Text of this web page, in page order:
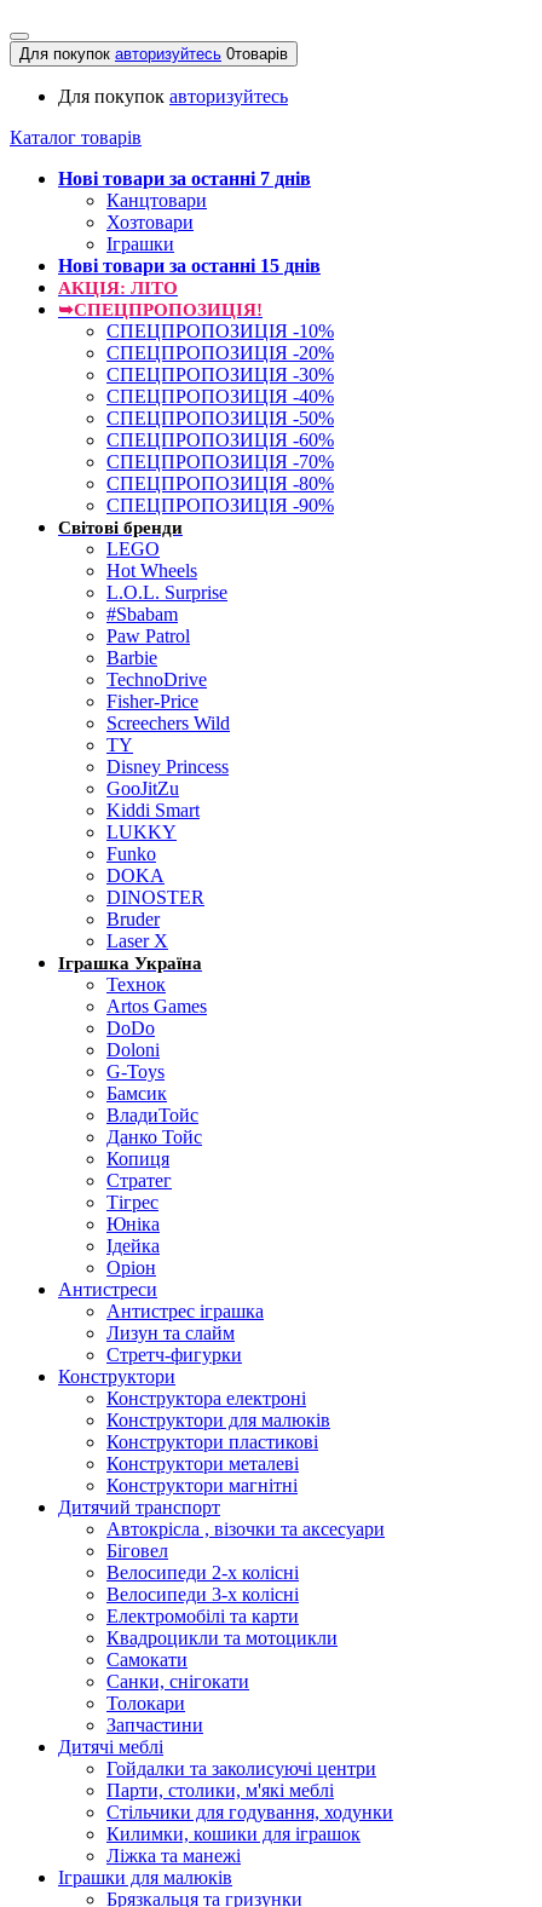
Для покупок авторизуйтесь 0товарів
Для покупок авторизуйтесь
Каталог товарів
Нові товари за останнi 7 днiв
Канцтовари
Хозтовари
Іграшки
Нові товари за останнi 15 днiв
АКЦІЯ: ЛІТО
➥СПЕЦПРОПОЗИЦІЯ!
СПЕЦПРОПОЗИЦІЯ -10%
СПЕЦПРОПОЗИЦІЯ -20%
СПЕЦПРОПОЗИЦІЯ -30%
СПЕЦПРОПОЗИЦІЯ -40%
СПЕЦПРОПОЗИЦІЯ -50%
СПЕЦПРОПОЗИЦІЯ -60%
СПЕЦПРОПОЗИЦІЯ -70%
СПЕЦПРОПОЗИЦІЯ -80%
СПЕЦПРОПОЗИЦІЯ -90%
Світові бренди
LEGO
Hot Wheels
L.O.L. Surprise
#Sbabam
Paw Patrol
Barbie
TechnoDrive
Fisher-Price
Screechers Wild
TY
Disney Princess
GooJitZu
Kiddi Smart
LUKKY
Funko
DOKA
DINOSTER
Bruder
Laser X
Іграшка Україна
Технок
Artos Games
DoDo
Doloni
G-Toys
Бамсик
ВладиТойс
Данко Тойс
Копиця
Стратег
Тігрес
Юніка
Ідейка
Оріон
Антистреси
Антистрес іграшка
Лизун та слайм
Стретч-фигурки
Конструктори
Конструктора електроні
Конструктори для малюків
Конструктори пластикові
Конструктори металеві
Конструктори магнітні
Дитячий транспорт
Автокрісла , візочки та аксесуари
Біговел
Велосипеди 2-х колісні
Велосипеди 3-х колісні
Електромобілі та карти
Квадроцикли та мотоцикли
Самокати
Санки, снігокати
Толокари
Запчастини
Дитячі меблі
Гойдалки та заколисуючі центри
Парти, столики, м'які меблі
Стільчики для годування, ходунки
Килимки, кошики для іграшок
Ліжка та манежі
Іграшки для малюків
Брязкальця та гризунки